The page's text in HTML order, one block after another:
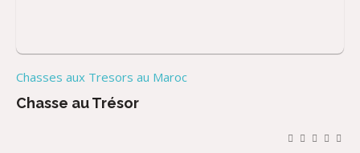
Chasses aux Tresors au Maroc
Chasse au Trésor